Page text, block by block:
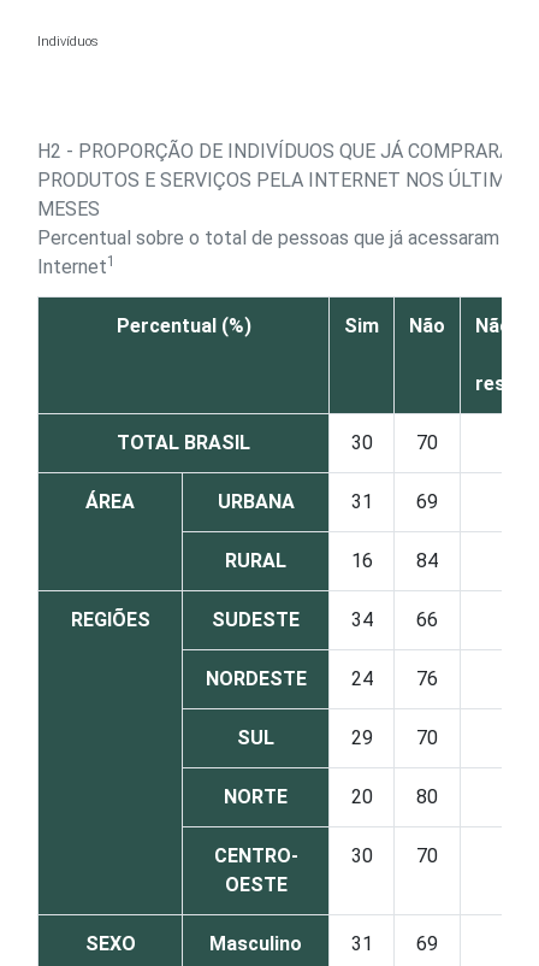
Indivíduos
H2 - PROPORÇÃO DE INDIVÍDUOS QUE JÁ COMPRARAM
PRODUTOS E SERVIÇOS PELA INTERNET NOS ÚLTIMOS
MESES
Percentual sobre o total de pessoas que já acessaram a
Internet1
Percentual (%) Sim Não
Não
TOTAL BRASIL 30 70
ÁREA URBANA 31 69
RURAL 16 84
REGIÕES SUDESTE 34 66
NORDESTE 24 76
SUL 29 70
NORTE 20 80
CENTRO-
OESTE
30 70
SEXO Masculino 31 69